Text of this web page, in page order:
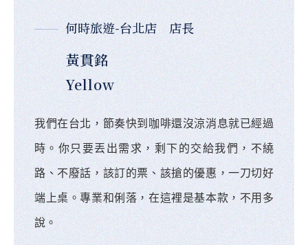
何時旅遊-台北店 店長
黃貫銘
Yellow
我們在台北，節奏快到咖啡還沒涼消息就已經過
時。你只要丟出需求，剩下的交給我們，不繞
路、不廢話，該訂的票、該搶的優惠，一刀切好
端上桌。專業和俐落，在這裡是基本款，不用多
說。